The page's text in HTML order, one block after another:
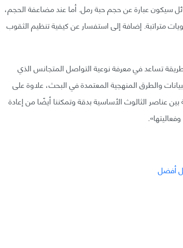
سيكون عبارة عن حجم حبة رمل. أما عند مضاعفة الحجم،
متراتبة. إضافة إلى استفسار عن كيفية تنظيم الثقوب
تساعد في معرفة نوعية التواصل المتجانس الذي
والطرق المنهجية المعتمدة في البحث، علاوة على
عناصر الثالوث الأساسية بدقة وتمكننا أيضًا من إعادة
أفضل